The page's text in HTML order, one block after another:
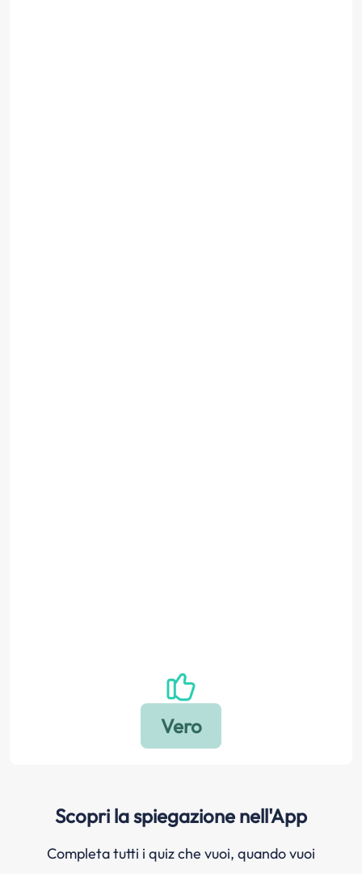
Scopri la spiegazione nell'App
Completa tutti i quiz che vuoi, quando vuoi